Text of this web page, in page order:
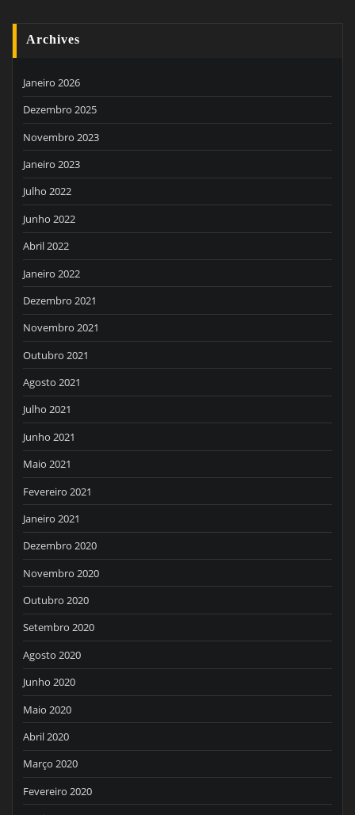
Archives
Janeiro 2026
Dezembro 2025
Novembro 2023
Janeiro 2023
Julho 2022
Junho 2022
Abril 2022
Janeiro 2022
Dezembro 2021
Novembro 2021
Outubro 2021
Agosto 2021
Julho 2021
Junho 2021
Maio 2021
Fevereiro 2021
Janeiro 2021
Dezembro 2020
Novembro 2020
Outubro 2020
Setembro 2020
Agosto 2020
Junho 2020
Maio 2020
Abril 2020
Março 2020
Fevereiro 2020